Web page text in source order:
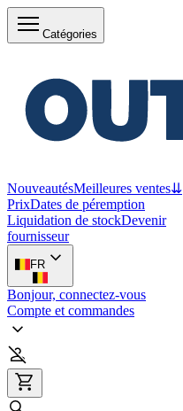
Catégories
NouveautésMeilleures ventes⇊
PrixDates de péremption
Liquidation de stockDevenir
fournisseur
FR
Bonjour, connectez-vous
Compte et commandes